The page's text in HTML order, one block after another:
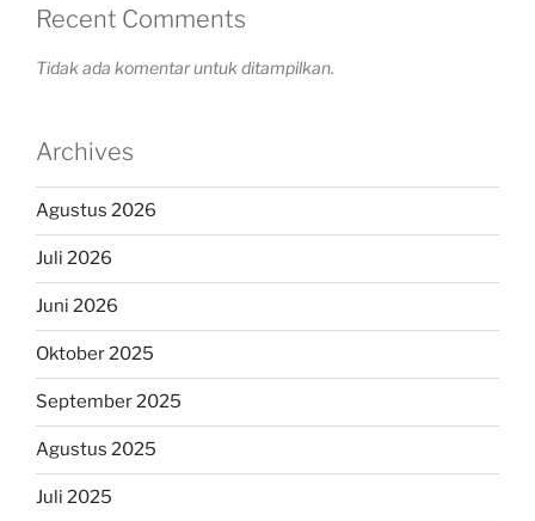
Recent Comments
Tidak ada komentar untuk ditampilkan.
Archives
Agustus 2026
Juli 2026
Juni 2026
Oktober 2025
September 2025
Agustus 2025
Juli 2025